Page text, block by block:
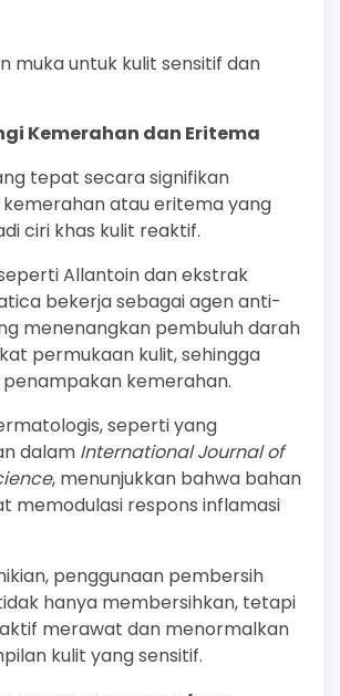
muka untuk kulit sensitif dan
Kemerahan dan Eritema
tepat secara signifikan
atau eritema yang
ciri khas kulit reaktif.
Allantoin dan ekstrak
bekerja sebagai agen anti-
menenangkan pembuluh darah
permukaan kulit, sehingga
kemerahan.
seperti yang
dalam International Journal of
, menunjukkan bahwa bahan
memodulasi respons inflamasi
penggunaan pembersih
hanya membersihkan, tetapi
merawat dan menormalkan
kulit yang sensitif.